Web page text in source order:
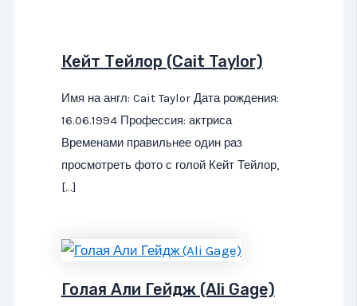
Кейт Тейлор (Cait Taylor)
Имя на англ: Cait Taylor Дата рождения:
16.06.1994 Профессия: актриса
Временами правильнее один раз
просмотреть фото с голой Кейт Тейлор,
[…]
Голая Али Гейдж (Ali Gage)